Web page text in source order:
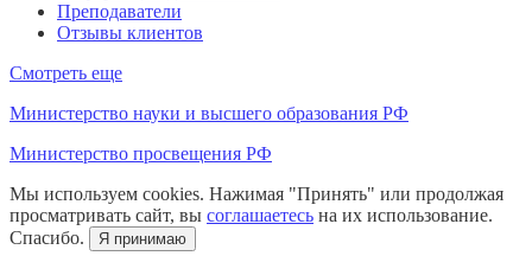
Преподаватели
Отзывы клиентов
Смотреть еще
Министерство науки и высшего образования РФ
Министерство просвещения РФ
Мы используем cookies. Нажимая "Принять" или продолжая
просматривать сайт, вы соглашаетесь на их использование.
Спасибо.
Я принимаю